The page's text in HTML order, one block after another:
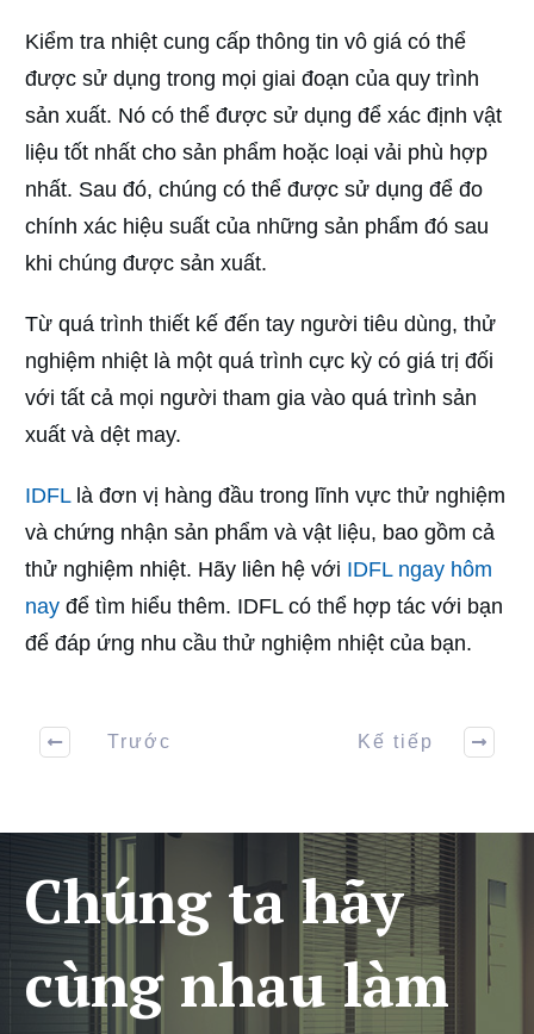
Kiểm tra nhiệt cung cấp thông tin vô giá có thể
được sử dụng trong mọi giai đoạn của quy trình
sản xuất. Nó có thể được sử dụng để xác định vật
liệu tốt nhất cho sản phẩm hoặc loại vải phù hợp
nhất. Sau đó, chúng có thể được sử dụng để đo
chính xác hiệu suất của những sản phẩm đó sau
khi chúng được sản xuất.
Từ quá trình thiết kế đến tay người tiêu dùng, thử
nghiệm nhiệt là một quá trình cực kỳ có giá trị đối
với tất cả mọi người tham gia vào quá trình sản
xuất và dệt may.
IDFLlà đơn vị hàng đầu trong lĩnh vực thử nghiệm
và chứng nhận sản phẩm và vật liệu, bao gồm cả
thử nghiệm nhiệt. Hãy liên hệ với IDFL ngay hôm
nay để tìm hiểu thêm. IDFL có thể hợp tác với bạn
để đáp ứng nhu cầu thử nghiệm nhiệt của bạn.
Trước Kế tiếp
Chúng ta hãy
cùng nhau làm